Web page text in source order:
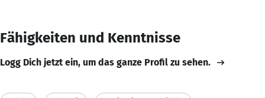
Fähigkeiten und Kenntnisse
Logg Dich jetzt ein, um das ganze Profil zu sehen.